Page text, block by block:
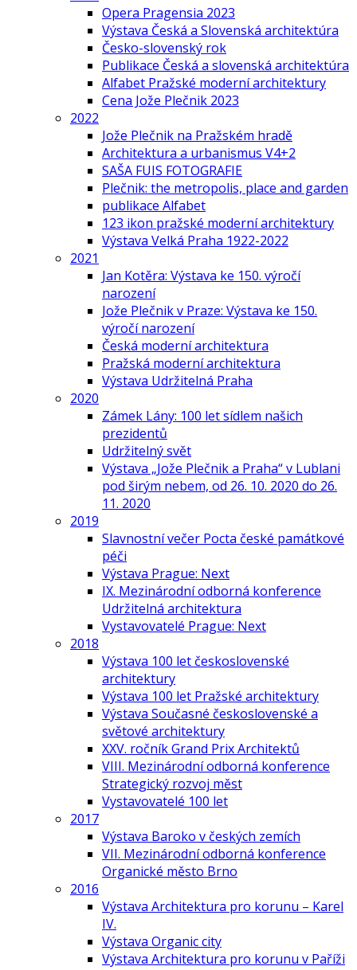
Opera Pragensia 2023
Výstava Česká a Slovenská architektúra
Česko-slovenský rok
Publikace Česká a slovenská architektúra
Alfabet Pražské moderní architektury
Cena Jože Plečnik 2023
2022
Jože Plečnik na Pražském hradě
Architektura a urbanismus V4+2
SAŠA FUIS FOTOGRAFIE
Plečnik: the metropolis, place and garden
publikace Alfabet
123 ikon pražské moderní architektury
Výstava Velká Praha 1922-2022
2021
Jan Kotěra: Výstava ke 150. výročí
narození
Jože Plečnik v Praze: Výstava ke 150.
výročí narození
Česká moderní architektura
Pražská moderní architektura
Výstava Udržitelná Praha
2020
Zámek Lány: 100 let sídlem našich
prezidentů
Udržitelný svět
Výstava „Jože Plečnik a Praha“ v Lublani
pod širým nebem, od 26. 10. 2020 do 26.
11. 2020
2019
Slavnostní večer Pocta české památkové
péči
Výstava Prague: Next
IX. Mezinárodní odborná konference
Udržitelná architektura
Vystavovatelé Prague: Next
2018
Výstava 100 let československé
architektury
Výstava 100 let Pražské architektury
Výstava Současné československé a
světové architektury
XXV. ročník Grand Prix Architektů
VIII. Mezinárodní odborná konference
Strategický rozvoj měst
Vystavovatelé 100 let
2017
Výstava Baroko v českých zemích
VII. Mezinárodní odborná konference
Organické město Brno
2016
Výstava Architektura pro korunu – Karel
IV.
Výstava Organic city
Výstava Architektura pro korunu v Paříži